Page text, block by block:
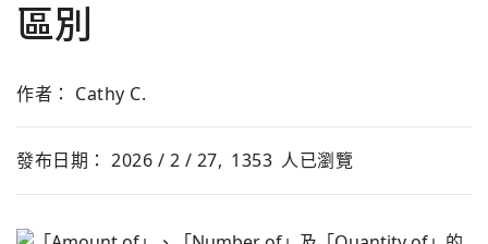
區別
作者： Cathy C.
發布日期： 2026 / 2 / 27, 1353 人已瀏覽